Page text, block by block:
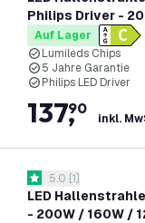
Philips Driver -
120W - 120° -
IP65 - Dimmbar -
GS-geprüft
Auf Lager
Lumileds Chips
5 Jahre Garantie
Philips LED Driver
137,
90
inkl.
LED
- 200W / 160W /
5 Bewertungssterne
5.0 [1]